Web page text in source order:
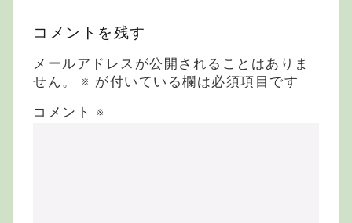
コメントを残す
メールアドレスが公開されることはありま
せん。
※ が付いている欄は必須項目です
コメント ※